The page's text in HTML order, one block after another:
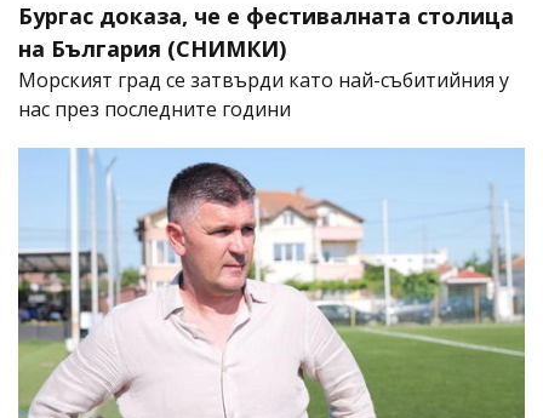
Бургас доказа, че е фестивалната столица
на България (СНИМКИ)
Морският град се затвърди като най-събитийния у
нас през последните години